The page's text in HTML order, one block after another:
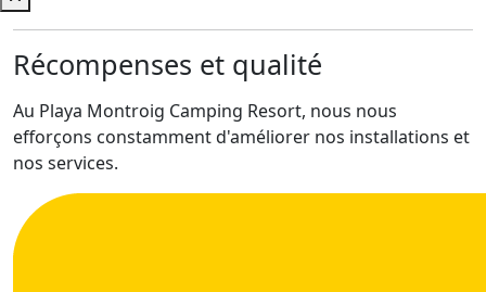
Récompenses et qualité
Au Playa Montroig Camping Resort, nous nous
efforçons constamment d'améliorer nos installations et
nos services.